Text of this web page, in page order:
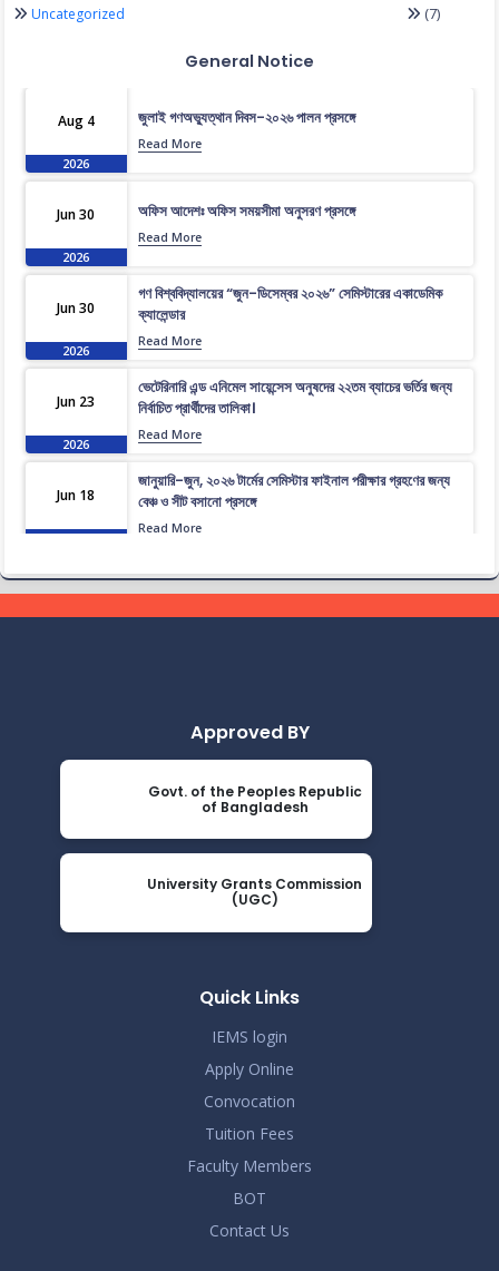
Uncategorized (7)
General Notice
Aug 4
2026
জুলাই গণঅভ্যুত্থান দিবস-২০২৬ পালন প্রসঙ্গে
Read More
Jun 30
2026
অফিস আদেশঃ অফিস সময়সীমা অনুসরণ প্রসঙ্গে
Read More
Jun 30
2026
গণ বিশ্ববিদ্যালয়ের “জুন-ডিসেম্বর ২০২৬” সেমিস্টারের একাডেমিক
ক্যালেন্ডার
Read More
Jun 23
2026
ভেটেরিনারি এন্ড এনিমেল সায়েন্সেস অনুষদের ২২তম ব্যাচের ভর্তির জন্য
নির্বাচিত প্রার্থীদের তালিকা।
Read More
Jun 18
2026
জানুয়ারি-জুন, ২০২৬ টার্মের সেমিস্টার ফাইনাল পরীক্ষার গ্রহণের জন্য
বেঞ্চ ও সীট বসানো প্রসঙ্গে
Read More
ভেটেরিনারি এন্ড এনিমেল সায়েন্সেস অনুষদের ২২তম ব্যাচের প্রাথমিকভাবে
নির্বাচিত প্রার্থীদের তালিকা।
Read More
জানুয়ারি-জুন, ২০২৬ টার্মের সেমিস্টার ফাইনাল পরীক্ষার সংশোধিত
বিজ্ঞপ্তি
সংশোধিতঃ জানুয়ারি-জুন, ২০২৬ টার্মের সেমিস্টার পরীক্ষার সময়সূচী
Read More
Approved BY
Govt. of the Peoples Republic
of Bangladesh
University Grants Commission
(UGC)
Quick Links
IEMS login
Apply Online
Convocation
Tuition Fees
Faculty Members
BOT
Contact Us